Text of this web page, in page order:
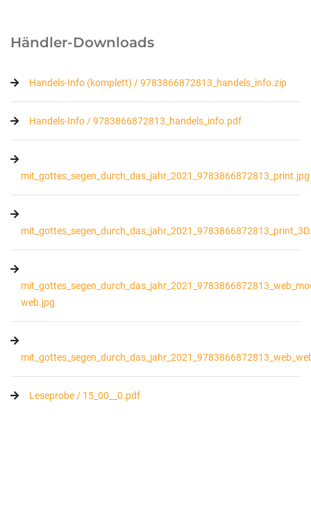
Händler-Downloads
Handels-Info (komplett) / 9783866872813_handels_info.zip
Handels-Info / 9783866872813_handels_info.pdf
mit_gottes_segen_durch_das_jahr_2021_9783866872813_print.jpg
web.jpg
Leseprobe / 15_00__0.pdf